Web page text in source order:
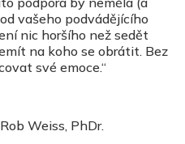
vašeho podvádějícího
nic horšího než sedět
na koho se obrátit. Bez
své emoce.“
Weiss, PhDr.